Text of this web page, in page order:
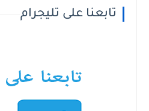
تابعنا على تليجرام